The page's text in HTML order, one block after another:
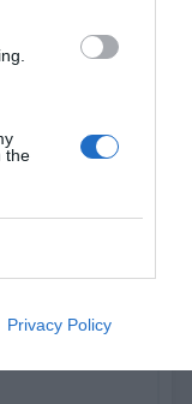
the
Privacy Policy
8
8